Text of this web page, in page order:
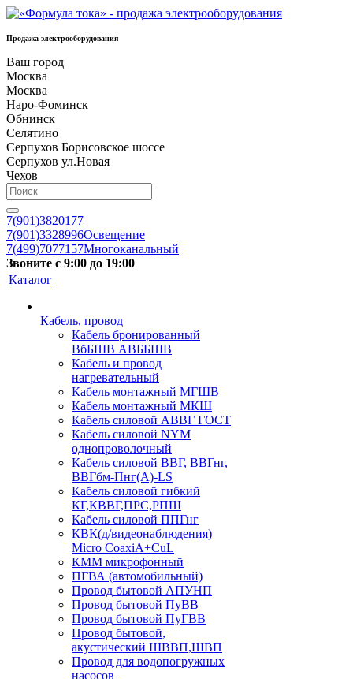
Продажа электрооборудования
Ваш город
Москва
Москва
Наро-Фоминск
Обнинск
Селятино
Серпухов Борисовское шоссе
Серпухов ул.Новая
Чехов
7(901)3820177
7(901)3328996Освещение
7(499)7077157Многоканальный
Звоните с 9:00 до 19:00
Каталог
Кабель, провод
Кабель бронированный
ВбБШВ АВББШВ
Кабель и провод
нагревательный
Кабель монтажный МГШВ
Кабель монтажный МКШ
Кабель силовой АВВГ ГОСТ
Кабель силовой NYM
однопроволочный
Кабель силовой ВВГ, ВВГнг,
ВВГбм-Пнг(А)-LS
Кабель силовой гибкий
КГ,КВВГ,ПРС,РПШ
Кабель силовой ППГнг
КВК(д/видеонаблюдения)
Micro CoaxiA+CuL
КММ микрофонный
ПГВА (автомобильный)
Провод бытовой АПУНП
Провод бытовой ПуВВ
Провод бытовой ПуГВВ
Провод бытовой,
акустический ШВВП,ШВП
Провод для водопогружных
насосов